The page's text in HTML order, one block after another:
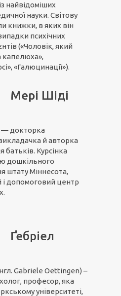
найвідоміших
науки. Світову
книжки, в яких він
психічних
(«Чоловік, який
капелюха»,
«Галюцинації»).
Мері Шіді
— докторка
й авторка
батьків. Курсінка
дошкільного
штату Міннесота,
і допомоговий центр
Ґебріел
Gabriele Oettingen) –
професор, яка
університеті,